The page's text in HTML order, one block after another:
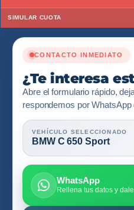
SIMULAR CUOTA
CONTACTO INMEDIATO
¿Te interesa
Abre el formulario rápido,
respondemos por WhatsApp
VEHÍCULO SELECCIONADO
BMW C 650 Sport
WhatsApp
Rellena tus datos y